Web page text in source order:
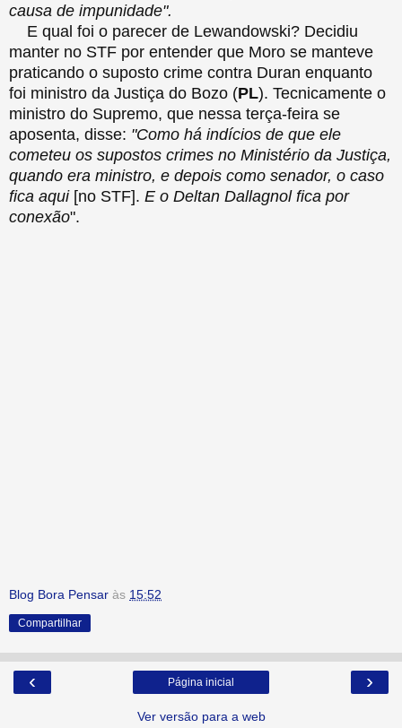
causa de impunidade".
E qual foi o parecer de Lewandowski? Decidiu
manter no STF por entender que Moro se manteve
praticando o suposto crime contra Duran enquanto
foi ministro da Justiça do Bozo (PL). Tecnicamente o
ministro do Supremo, que nessa terça-feira se
aposenta, disse: "Como há indícios de que ele
cometeu os supostos crimes no Ministério da Justiça,
quando era ministro, e depois como senador, o caso
fica aqui [no STF]. E o Deltan Dallagnol fica por
conexão".
Blog Bora Pensar às 15:52
Compartilhar
‹ ›
Página inicial
Ver versão para a web